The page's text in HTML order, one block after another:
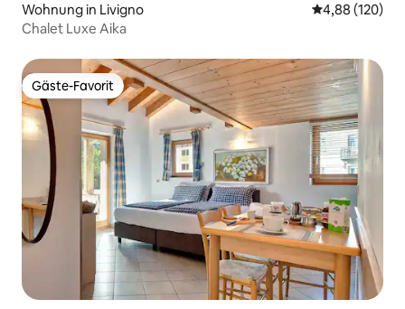
Wohnung in Livigno
4,88 (120)
Chalet Luxe Aika
Gäste-Favorit
Gäste-Favorit